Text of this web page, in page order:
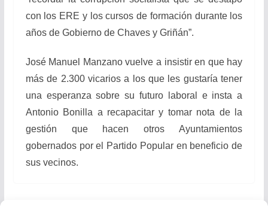
con los ERE y los cursos de formación durante los
años de Gobierno de Chaves y Griñán”.
José Manuel Manzano vuelve a insistir en que hay
más de 2.300 vicarios a los que les gustaría tener
una esperanza sobre su futuro laboral e insta a
Antonio Bonilla a recapacitar y tomar nota de la
gestión que hacen otros Ayuntamientos
gobernados por el Partido Popular en beneficio de
sus vecinos.